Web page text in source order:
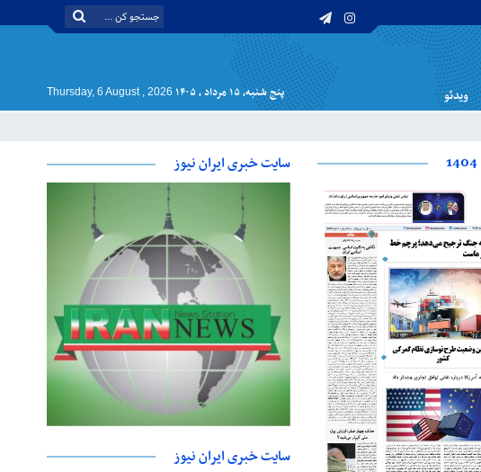
ویدئو پنج شنبه, ۱۵ مرداد , ۱۴۰۵ Thursday, 6 August , 2026
سایت خبری ایران نیوز
سایت خبری ایران نیوز